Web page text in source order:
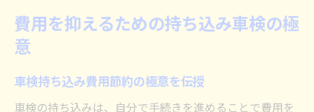
費用を抑えるための持ち込み車検の極
意
車検持ち込み費用節約の極意を伝授
車検の持ち込みは、自分で手続きを進めることで費用を